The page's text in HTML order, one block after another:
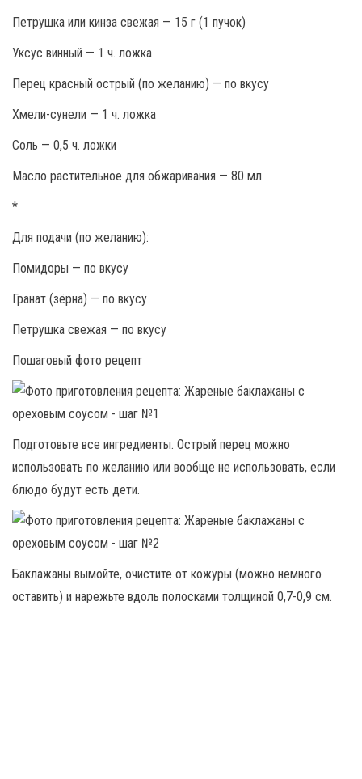
Петрушка или кинза свежая — 15 г (1 пучок)
Уксус винный — 1 ч. ложка
Перец красный острый (по желанию) — по вкусу
Хмели-сунели — 1 ч. ложка
Соль — 0,5 ч. ложки
Масло растительное для обжаривания — 80 мл
*
Для подачи (по желанию):
Помидоры — по вкусу
Гранат (зёрна) — по вкусу
Петрушка свежая — по вкусу
Пошаговый фото рецепт
Подготовьте все ингредиенты. Острый перец можно
использовать по желанию или вообще не использовать, если
блюдо будут есть дети.
Баклажаны вымойте, очистите от кожуры (можно немного
оставить) и нарежьте вдоль полосками толщиной 0,7-0,9 см.